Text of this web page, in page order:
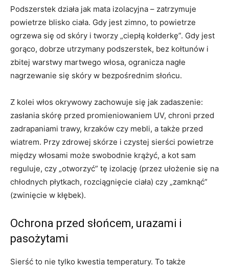
Podszerstek działa jak mata izolacyjna – zatrzymuje
powietrze blisko ciała. Gdy jest zimno, to powietrze
ogrzewa się od skóry i tworzy „ciepłą kołderkę”. Gdy jest
gorąco, dobrze utrzymany podszerstek, bez kołtunów i
zbitej warstwy martwego włosa, ogranicza nagłe
nagrzewanie się skóry w bezpośrednim słońcu.
Z kolei włos okrywowy zachowuje się jak zadaszenie:
zasłania skórę przed promieniowaniem UV, chroni przed
zadrapaniami trawy, krzaków czy mebli, a także przed
wiatrem. Przy zdrowej skórze i czystej sierści powietrze
między włosami może swobodnie krążyć, a kot sam
reguluje, czy „otworzyć” tę izolację (przez ułożenie się na
chłodnych płytkach, rozciągnięcie ciała) czy „zamknąć”
(zwinięcie w kłębek).
Ochrona przed słońcem, urazami i
pasożytami
Sierść to nie tylko kwestia temperatury. To także